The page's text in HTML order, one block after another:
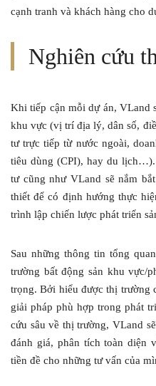
cạnh tranh và khách hàng cho
Nghiên cứu
Khi tiếp cận mỗi dự án, VLand
khu vực (vị trí địa lý, dân số,
tư trực tiếp từ nước ngoài,
tiêu dùng (CPI), hay du
tư cũng như VLand sẽ nắm
thiết để có định hướng thực
trình lập chiến lược phát triển
Sau những thông tin tổng
trường bất động sản khu vực/
trọng. Bởi hiểu được thị trường
giải pháp phù hợp trong phát
cứu sâu về thị trường, VLand
đánh giá, phân tích toàn diện
tiền đề cho những tư vấn của